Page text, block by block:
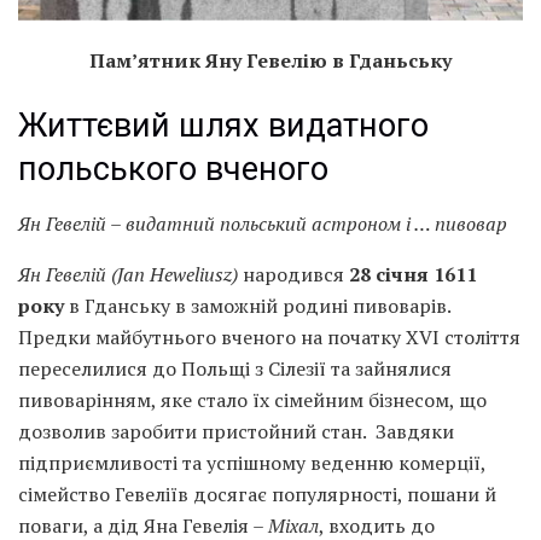
Пам’ятник Яну Гевелію в Гданьську
Життєвий шлях видатного
польського вченого
Ян Гевелій – видатний польський астроном і … пивовар
Ян Гевелій (Jan Heweliusz) народився 28 січня 1611
рокув Гданську в заможній родині пивоварів.
Предки майбутнього вченого на початку XVI століття
переселилися до Польщі з Сілезії та зайнялися
пивоварінням, яке стало їх сімейним бізнесом, що
дозволив заробити пристойний стан. Завдяки
підприємливості та успішному веденню комерції,
сімейство Гевеліїв досягає популярності, пошани й
поваги, а дід Яна Гевелія –Міхал, входить до